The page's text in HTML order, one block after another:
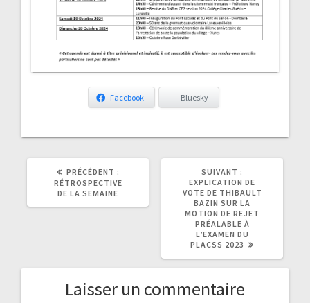
Facebook Bluesky
PRÉCÉDENT :
ARTICLE
PRÉCÉDENT
RÉTROSPECTIVE
DE LA SEMAINE
SUIVANT :
ARTICLE
EXPLICATION DE
VOTE DE THIBAULT
BAZIN SUR LA
MOTION DE REJET
PRÉALABLE À
L’EXAMEN DU
PLACSS 2023
Laisser un commentaire